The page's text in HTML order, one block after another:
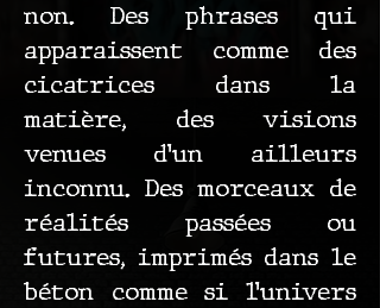
non. Des phrases qui
apparaissent comme des
cicatrices dans la
matière, des visions
venues d’un ailleurs
inconnu. Des morceaux de
réalités passées ou
futures, imprimés dans le
béton comme si l’univers